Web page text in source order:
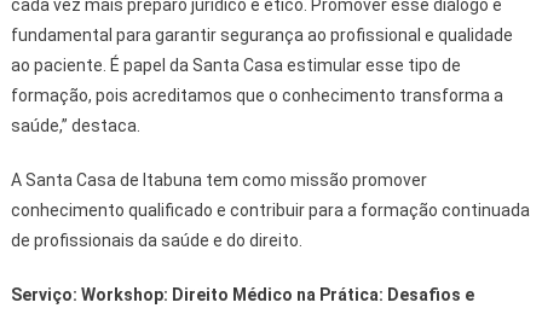
cada vez mais preparo jurídico e ético. Promover esse diálogo é
fundamental para garantir segurança ao profissional e qualidade
ao paciente. É papel da Santa Casa estimular esse tipo de
formação, pois acreditamos que o conhecimento transforma a
saúde,” destaca.
A Santa Casa de Itabuna tem como missão promover
conhecimento qualificado e contribuir para a formação continuada
de profissionais da saúde e do direito.
Serviço: Workshop: Direito Médico na Prática: Desafios e